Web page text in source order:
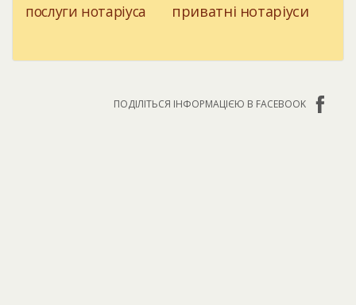
послуги нотаріуса приватні нотаріуси
ПОДІЛІТЬСЯ ІНФОРМАЦІЄЮ В FACEBOOK